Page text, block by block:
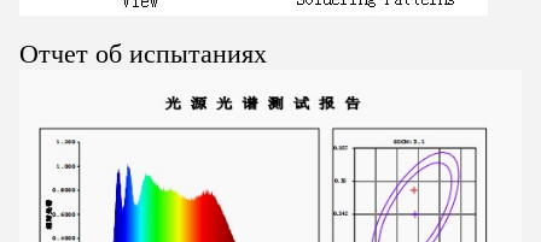
Отчет об испытаниях